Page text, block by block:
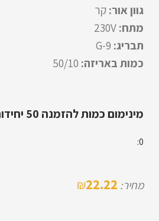
גוון אור:קר
מתח:
תבריג:
כמות באריזה: 50/10
מינימום כמות להזמנה 50 יחידות
0:
מחיר: 22.22
₪